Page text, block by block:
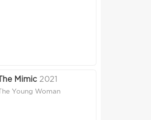
The Mimic 2021
The Young Woman